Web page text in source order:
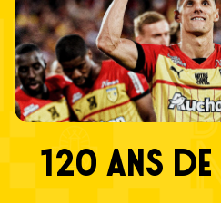
120 ans